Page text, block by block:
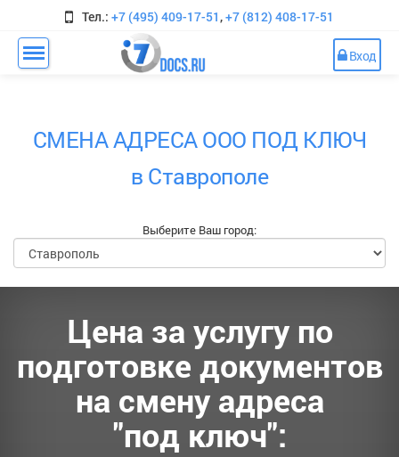
Тел.: +7 (495) 409-17-51,+7 (812) 408-17-51
Вход
СМЕНА АДРЕСА ООО ПОД КЛЮЧ
в Ставрополе
Выберите Ваш город:
Цена за услугу по
подготовке документов
на смену адреса
"под ключ":